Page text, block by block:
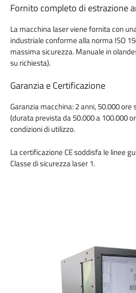
Fornito completo di estrazione
La macchina laser viene fornita con
industriale conforme alla norma ISO
massima sicurezza. Manuale in
su richiesta).
Garanzia e Certificazione
Garanzia macchina: 2 anni, 50.000
(durata prevista da 50.000 a 100.000
condizioni di utilizzo.
La certificazione CE soddisfa le linee
Classe di sicurezza laser 1.